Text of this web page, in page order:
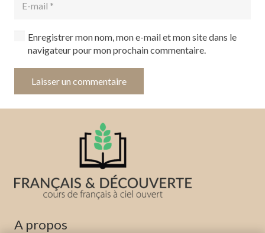
Enregistrer mon nom, mon e-mail et mon site dans le
navigateur pour mon prochain commentaire.
Laisser un commentaire
A propos